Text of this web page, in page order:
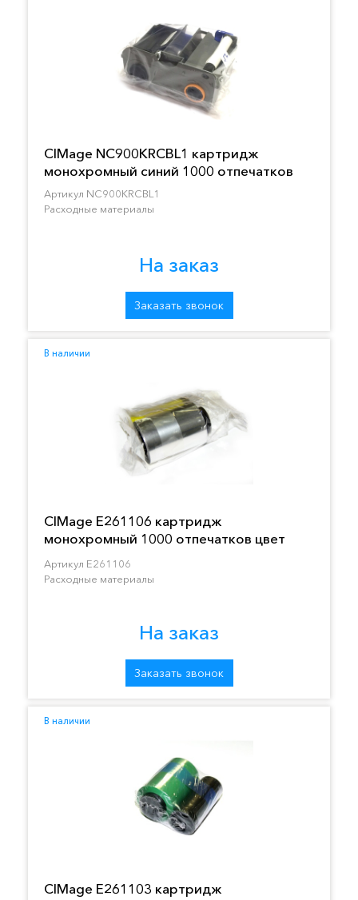
CIMage NC900KRCBL1 картридж
монохромный синий 1000 отпечатков
Артикул NC900KRCBL1
Расходные материалы
На заказ
Заказать звонок
В наличии
CIMage E261106 картридж
монохромный 1000 отпечатков цвет
Артикул E261106
Расходные материалы
На заказ
Заказать звонок
В наличии
CIMage E261103 картридж